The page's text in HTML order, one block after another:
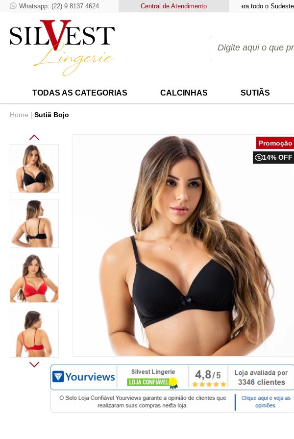
Whatsapp: (22) 9 8137 4624 Central de Atendimento
Frete Grátis para compras acima de99,00para todo o Sudeste!
TODAS AS CATEGORIAS CALCINHAS SUTIÃS
Home Sutiã Bojo
14% OFF